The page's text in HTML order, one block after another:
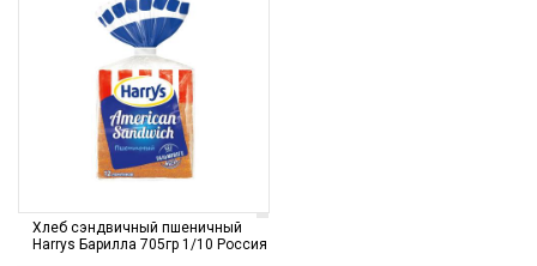
Хлеб сэндвичный пшеничный
Harrys Барилла 705гр 1/10 Россия